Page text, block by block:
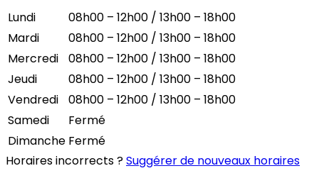
Lundi
08h00 – 12h00 / 13h00 – 18h00
Mardi
08h00 – 12h00 / 13h00 – 18h00
Mercredi
08h00 – 12h00 / 13h00 – 18h00
Jeudi
08h00 – 12h00 / 13h00 – 18h00
Vendredi
08h00 – 12h00 / 13h00 – 18h00
Samedi
Fermé
Dimanche Fermé
Horaires incorrects ?Suggérer de nouveaux horaires